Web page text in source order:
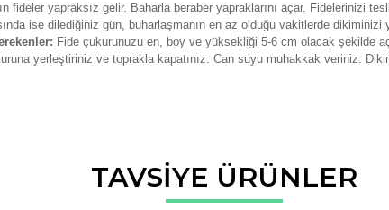
fideler yapraksız gelir. Baharla beraber yapraklarını açar. Fidelerinizi
ise dilediğiniz gün, buharlaşmanın en az olduğu vakitlerde dikiminizi
Fide çukurunuzu en, boy ve yüksekliği 5-6 cm olacak şekilde
yerleştiriniz ve toprakla kapatınız. Can suyu muhakkak veriniz.
Bu ürüne ilk yorumu siz yapın!
ve diğer konularda yetersiz gördüğünüz noktaları öneri
TAVSİYE ÜRÜNLER